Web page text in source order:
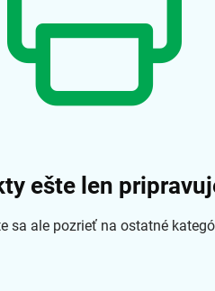
ešte len
sa ale pozrieť na ostatné